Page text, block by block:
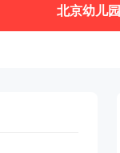
北京幼儿园